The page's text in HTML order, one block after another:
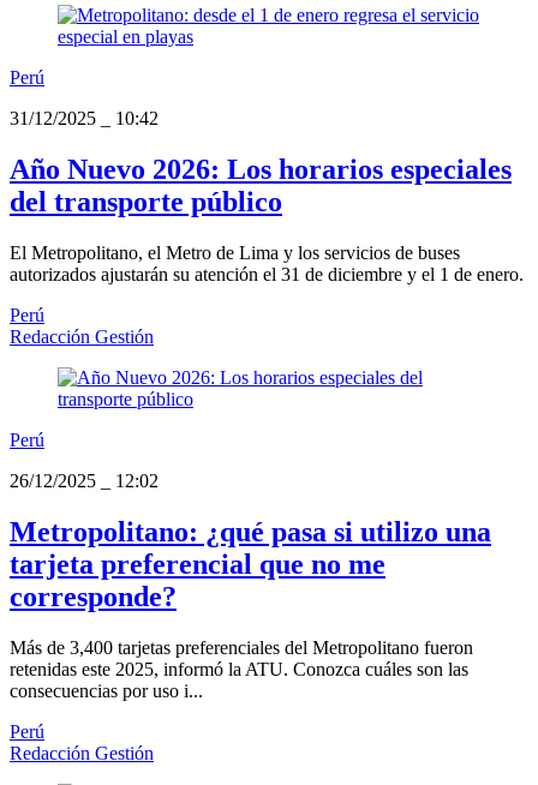
Perú
31/12/2025
10:42
Año Nuevo 2026: Los horarios especiales
del transporte público
El Metropolitano, el Metro de Lima y los servicios de buses
autorizados ajustarán su atención el 31 de diciembre y el 1 de enero.
Perú
Redacción Gestión
Perú
26/12/2025
12:02
Metropolitano: ¿qué pasa si utilizo una
tarjeta preferencial que no me
corresponde?
Más de 3,400 tarjetas preferenciales del Metropolitano fueron
retenidas este 2025, informó la ATU. Conozca cuáles son las
consecuencias por uso i...
Perú
Redacción Gestión